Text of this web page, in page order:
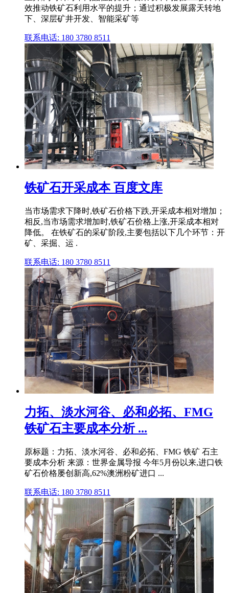
效推动铁矿石利用水平的提升；通过积极发展露天转地
下、深层矿井开发、智能采矿等
联系电话: 180 3780 8511
铁矿石开采成本 百度文库
当市场需求下降时,铁矿石价格下跌,开采成本相对增加；
相反,当市场需求增加时,铁矿石价格上涨,开采成本相对
降低。 在铁矿石的采矿阶段,主要包括以下几个环节：开
矿、采掘、运 .
联系电话: 180 3780 8511
力拓、淡水河谷、必和必拓、FMG
铁矿石主要成本分析 ...
原标题：力拓、淡水河谷、必和必拓、FMG 铁矿 石主
要成本分析 来源：世界金属导报 今年5月份以来,进口铁
矿石价格屡创新高,62%澳洲粉矿进口 ...
联系电话: 180 3780 8511